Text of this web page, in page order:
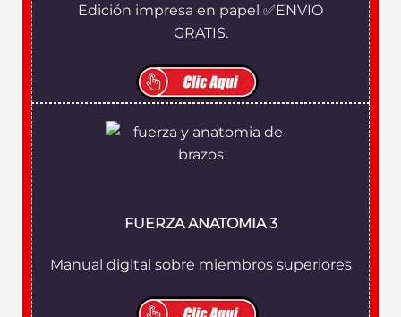
Edición impresa en papel ✅ENVIO
GRATIS.
FUERZA ANATOMIA 3
Manual digital sobre miembros superiores